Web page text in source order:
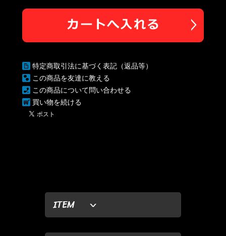
ITEM
特定商取引法に基づく表記（返品等）
この商品を友達に教える
この商品について問い合わせる
買い物を続ける